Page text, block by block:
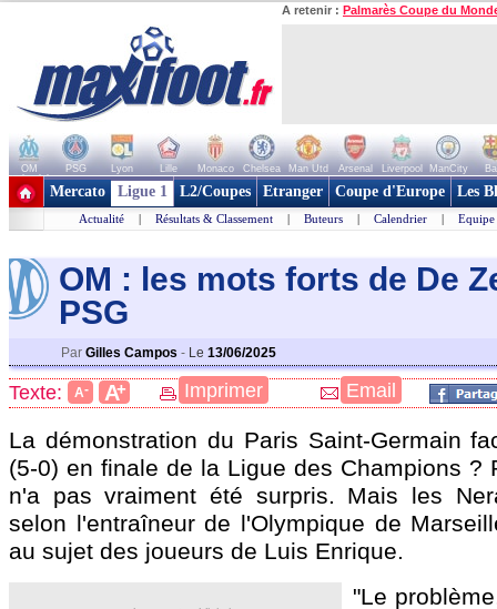
A retenir : Palmarès Coupe du
OM PSG Lyon Lille Monaco Chelsea Man Utd Arsenal Liverpool ManCity
+ de clubs
Mercato Ligue 1 L2/Coupes Etranger Coupe d'Europe Les
Actualité | Résultats & Classement | Buteurs | Calendrier | Equipe
OM : les mots forts de De
PSG
Par Gilles Campos - Le 13/06/2025
Texte: A- A+ Imprimer Email
La démonstration du Paris Saint-Germain
(5-0) en finale de la Ligue des Champions ?
n'a pas vraiment été surpris. Mais les
selon l'entraîneur de l'Olympique de
au sujet des joueurs de Luis Enrique.
"Le